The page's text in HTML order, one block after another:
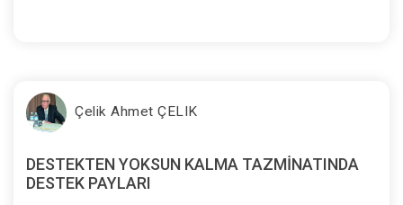
Çelik Ahmet ÇELIK
DESTEKTEN YOKSUN KALMA TAZMİNATINDA
DESTEK PAYLARI